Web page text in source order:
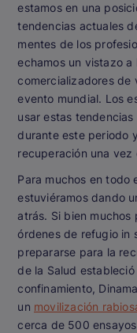
estamos en una
tendencias actuales
mentes de los
echamos un vistazo
comercializadores de
evento mundial. Los
usar estas
durante este periodo
recuperación una vez
Para muchos en todo
estuviéramos dando
atrás. Si bien muchos
órdenes de refugio in
prepararse para la
de la Salud estableció
confinamiento,
un movilización
cerca de 500